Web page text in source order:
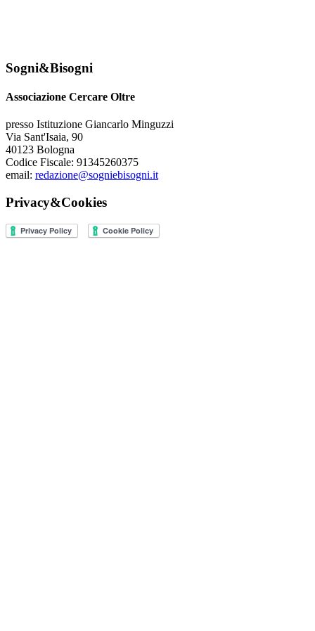
Sogni&Bisogni
Associazione Cercare Oltre
presso Istituzione Giancarlo Minguzzi
Via Sant'Isaia, 90
40123 Bologna
Codice Fiscale: 91345260375
email: redazione@sogniebisogni.it
Privacy&Cookies